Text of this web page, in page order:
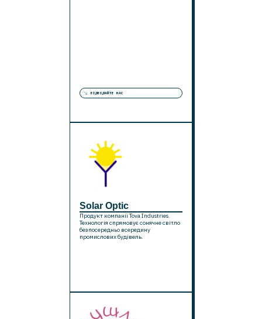
ВІДВІДАЙТЕ НАС
Solar Optic
Продукт компанії Tova Industries.
Технологія спрямовує сонячне світло
безпосередньо всередину
промислових будівель.